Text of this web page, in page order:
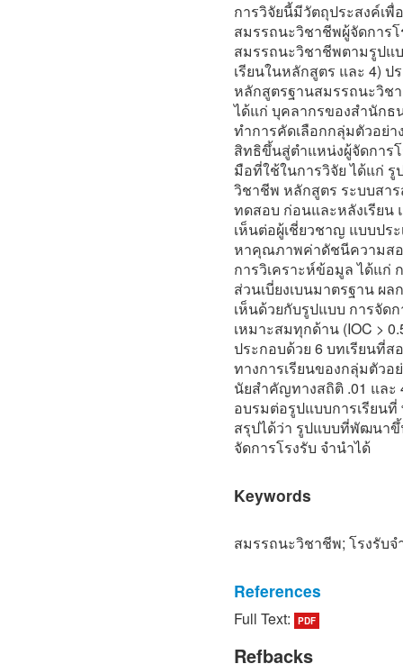
การวิจัยนี้มีวัตถุประสงค์เพื่
สมรรถนะวิชาชีพผู้จัดการ
สมรรถนะวิชาชีพตามรูป
เรียนในหลักสูตร และ 4) ป
หลักสูตรฐานสมรรถนะวิช
ได้แก่ บุคลากรของสํานักธ
ทําการคัดเลือกกลุ่มตัวอย่
สิทธิขึ้นสู่ตําแหน่งผู้จัดการ
มือที่ใช้ในการวิจัย ได้แก่
วิชาชีพ หลักสูตร ระบบสา
ทดสอบ ก่อนและหลังเรีย
เห็นต่อผู้เชี่ยวชาญ แบบปร
หาคุณภาพค่าดัชนีความส
การวิเคราะห์ข้อมูล ได้แก่
ส่วนเบี่ยงเบนมาตรฐาน ผ
เห็นด้วยกับรูปแบบ การจัด
เหมาะสมทุกด้าน (IOC >
ประกอบด้วย 6 บทเรียนที่
ทางการเรียนของกลุ่มตัวอ
นัยสําคัญทางสถิติ .01 และ
อบรมต่อรูปแบบการเรียน
สรุปได้ว่า รูปแบบที่พัฒนา
จัดการโรงรับ จํานําได้
Keywords
สมรรถนะวิชาชีพ; โรงรับจํ
References
[1] Sukanya
management tool".
Full Text: PDF
Refbacks